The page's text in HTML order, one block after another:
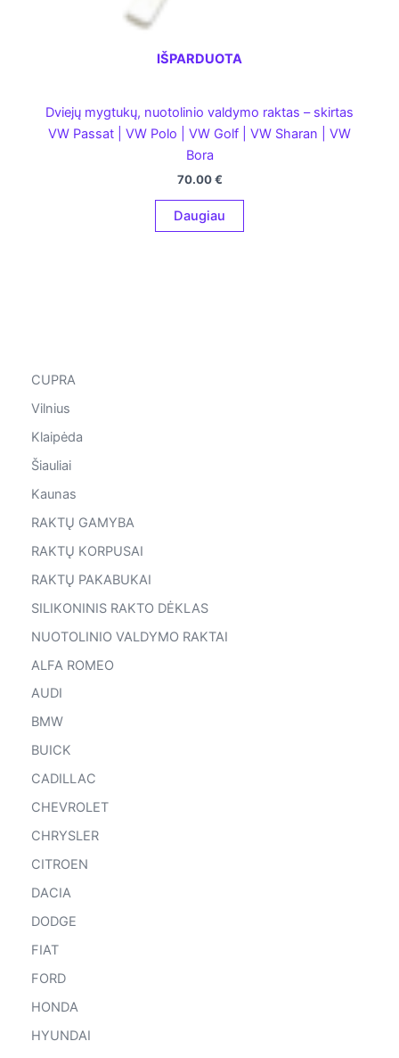
CUPRA
Vilnius
Klaipėda
Šiauliai
Kaunas
RAKTŲ GAMYBA
RAKTŲ KORPUSAI
RAKTŲ PAKABUKAI
SILIKONINIS RAKTO DĖKLAS
NUOTOLINIO VALDYMO RAKTAI
ALFA ROMEO
AUDI
BMW
BUICK
CADILLAC
CHEVROLET
CHRYSLER
CITROEN
DACIA
DODGE
FIAT
FORD
HONDA
HYUNDAI
IŠPARDUOTA
Dviejų mygtukų, nuotolinio valdymo raktas – skirtas
VW Passat | VW Polo | VW Golf | VW Sharan | VW
Bora
70.00€
Daugiau